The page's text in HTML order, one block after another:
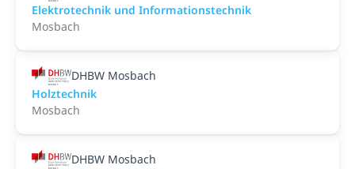
Elektrotechnik und Informationstechnik
Mosbach
DHBW Mosbach
Holztechnik
Mosbach
DHBW Mosbach